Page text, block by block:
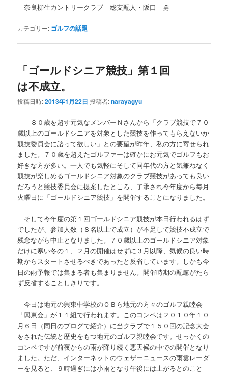
奈良柳生カントリークラブ 総支配人・阪口 勇
カテゴリー: ゴルフの話題
「ゴールドシニア競技」第１回
は不成立。
投稿日時:2013年1月22日 投稿者:narayagyu
８０歳を超す元気なメンバーＮさんから「クラブ競技で７０
歳以上のゴールドシニアを対象とした競技を作ってもらえないか
競技委員会に諮って欲しい」との要望が昨年、私の方に寄せられ
ました。７０歳を超えたゴルファーは確かにお元気でゴルフもお
好きな方が多い。一人でも気軽にそして同年代の方と気兼ねなく
競技が楽しめるゴールドシニア対象のクラブ競技があっても良い
だろうと競技委員会に提案したところ、了承され今年度から毎月
火曜日に「ゴールドシニア競技」を開催することになりました。
そして今年度の第１回ゴールドシニア競技が本日行われるはず
でしたが、参加人数（８名以上で成立）が不足して競技不成立で
残念ながら中止となりました。７０歳以上のゴールドシニア対象
だけに寒い冬の１、２月の開催はせずに３月以降、気候の良い時
期からスタートさせるべきであったと反省しています。しかも今
日の雨予報では集まる者も集まりません。開催時期の配慮がたら
ず反省することしきりです。
今日は地元の興東中学校のＯＢら地元の方々のゴルフ親睦会
「興東会」が１１組で行われます。このコンペは２０１０年１０
月６日（同日のブログで紹介）に当クラブで１５０回の記念大会
をされた伝統と歴史をもつ地元のゴルフ親睦会です。せっかくの
コンペですが前夜からの雨が降り続く悪天候の中での開催となり
ました。ただ、インターネットのウェザーニュースの雨雲レーダ
ーを見ると、９時過ぎには小雨となり午後には上がるとのこと